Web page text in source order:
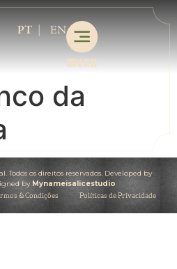
PT EN
da
Todos os direitos reservados. Developed by
by Mynameisalicestudio
& Condições
Políticas de Privacidade